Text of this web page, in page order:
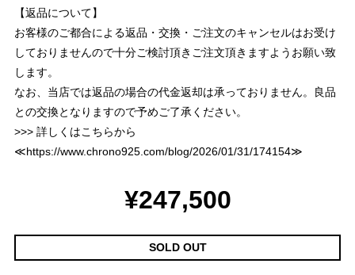
【返品について】
お客様のご都合による返品・交換・ご注文のキャンセルはお受け
しておりませんので十分ご検討頂きご注文頂きますようお願い致
します。
なお、当店では返品の場合の代金返却は承っておりません。良品
との交換となりますので予めご了承ください。
>>> 詳しくはこちらから
≪https://www.chrono925.com/blog/2026/01/31/174154≫
¥247,500
SOLD OUT